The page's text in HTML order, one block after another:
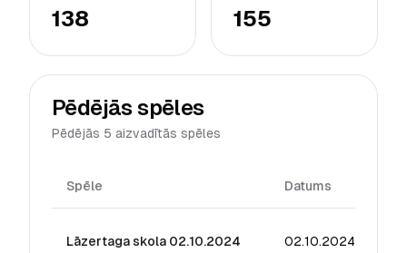
138 155
Pēdējās spēles
Pēdējās 5 aizvadītās spēles
Spēle Datums
Lāzertaga skola 02.10.2024 02.10.2024